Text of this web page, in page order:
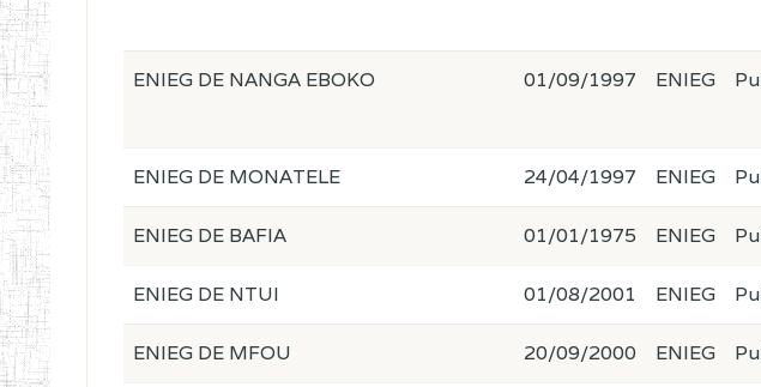
ENIEG DE NANGA EBOKO 01/09/1997 ENIEG
ENIEG DE MONATELE 24/04/1997 ENIEG
ENIEG DE BAFIA 01/01/1975 ENIEG
ENIEG DE NTUI 01/08/2001 ENIEG
ENIEG DE MFOU 20/09/2000 ENIEG